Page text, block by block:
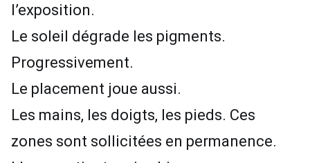
l’exposition.
Le soleil dégrade les pigments.
Progressivement.
Le placement joue aussi.
Les mains, les doigts, les pieds. Ces
zones sont sollicitées en permanence.